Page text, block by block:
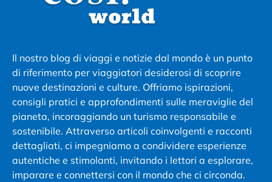
Il nostro blog di viaggi e notizie dal mondo è un punto
di riferimento per viaggiatori desiderosi di scoprire
nuove destinazioni e culture. Offriamo ispirazioni,
consigli pratici e approfondimenti sulle meraviglie del
pianeta, incoraggiando un turismo responsabile e
sostenibile. Attraverso articoli coinvolgenti e racconti
dettagliati, ci impegniamo a condividere esperienze
autentiche e stimolanti, invitando i lettori a esplorare,
imparare e connettersi con il mondo che ci circonda.